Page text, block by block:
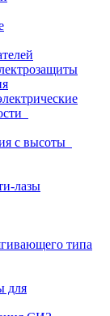
с высоты
лазы
типа
для